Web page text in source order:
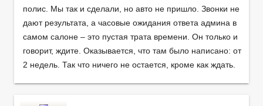
полис. Мы так и сделали, но авто не пришло. Звонки не
дают результата, а часовые ожидания ответа админа в
самом салоне – это пустая трата времени. Он только и
говорит, ждите. Оказывается, что там было написано: от
2 недель. Так что ничего не остается, кроме как ждать.